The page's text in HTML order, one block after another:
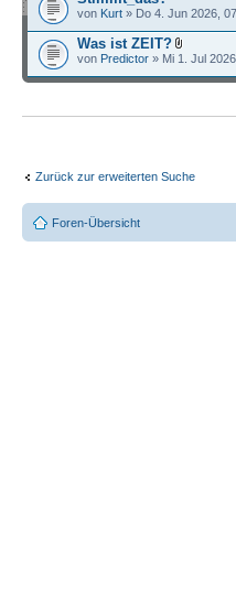
von Kurt » Do 4. Jun 2026,
Was ist ZEIT?
von Predictor » Mi 1. Jul
Zurück zur erweiterten Suche
Foren-Übersicht